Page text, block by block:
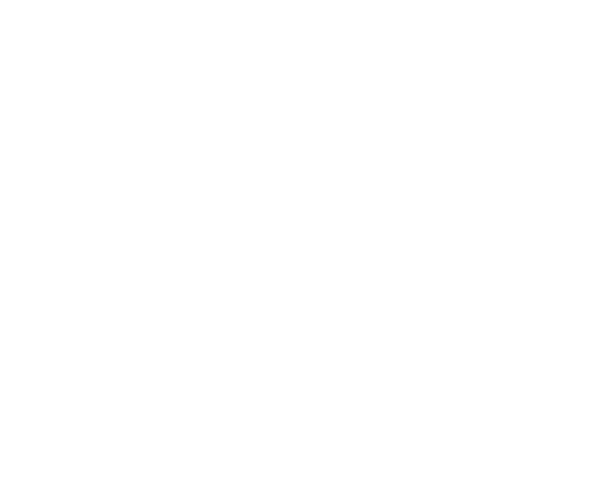
alanları, rahat kabinler ve profesyonel mürettebat hizmetiyle kusursuz bir deneyim sunar. Ayrıca Ege ve Akdeniz’in eşsiz rotalarında
hizmeti sayesinde hem kısa tatiller hem de uzun rotalar için ayrıcalıklı bir seyahat planlayabilirsiniz.